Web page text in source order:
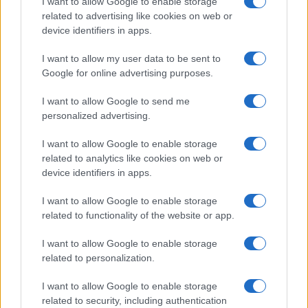
related to advertising like cookies on web or
device identifiers in apps.
I want to allow my user data to be sent to
Google for online advertising purposes.
I want to allow Google to send me
personalized advertising.
I want to allow Google to enable storage
related to analytics like cookies on web or
device identifiers in apps.
I want to allow Google to enable storage
related to functionality of the website or app.
I want to allow Google to enable storage
related to personalization.
I want to allow Google to enable storage
related to security, including authentication
Nuovo capitolo nello scontro politico e giudiziario
simbolo della gestione americana della pandemia
di Covid-19. La commissione Sicurezza Interna e
maggioranza repubblicana, ha infatti approvato
una risoluzione che chiede di dichiarare l’ex
direttore del National Institute of Allergy and
Infectious Diseases in oltraggio al Congresso,
dopo il suo rifiuto di rispondere alle domande dei
senatori durante un’audizione della scorsa